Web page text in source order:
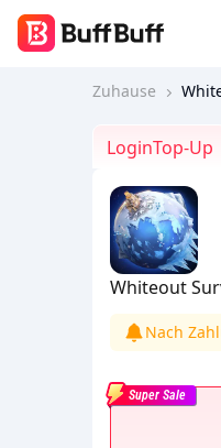
Zuhause
LoginTop-Up
Whiteout
Nach
Super Sale